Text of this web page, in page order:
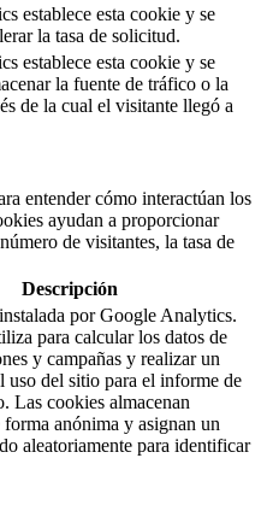
establece esta cookie y se
la tasa de solicitud.
establece esta cookie y se
la fuente de tráfico o la
de la cual el visitante llegó a
entender cómo interactúan los
ayudan a proporcionar
de visitantes, la tasa de
Descripción
por Google Analytics.
para calcular los datos de
y campañas y realizar un
uso del sitio para el informe de
Las cookies almacenan
anónima y asignan un
aleatoriamente para identificar